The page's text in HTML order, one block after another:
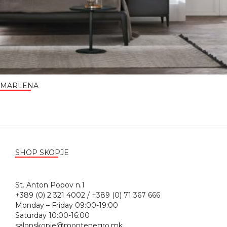
MARLENA
SHOP SKOPJE
St. Anton Popov n.1
+389 (0) 2 321 4002 / +389 (0) 71 367 666
Monday – Friday 09:00-19:00
Saturday 10:00-16:00